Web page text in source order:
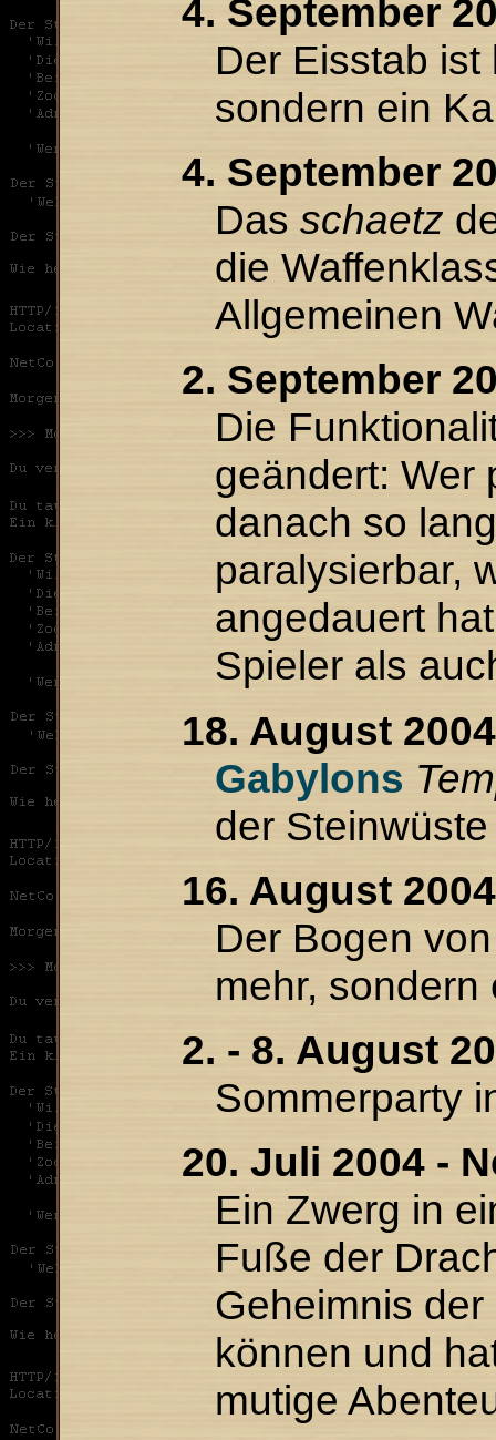
4. September
Der Eisstab
sondern ein
4. September
Dasschaetz
die
Allgemeinen
2. September
Die
geändert: Wer
danach so
paralysierbar,
angedauert
Spieler als
18. August
Gabylons
der
16. August
Der Bogen
mehr,
2. - 8. August
Sommerparty
20. Juli 2004 -
Ein Zwerg in
Fuße der
Geheimnis
können und
mutige